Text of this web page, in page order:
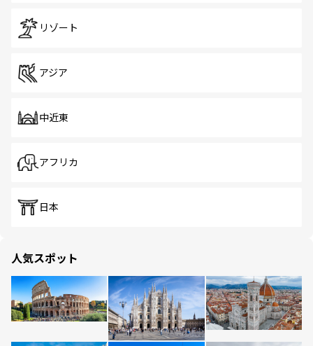
リゾート
アジア
中近東
アフリカ
日本
人気スポット